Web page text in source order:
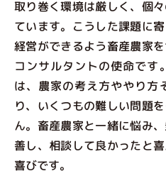
取り巻く環境は厳しく、個
ています。こうした課題に
経営ができるよう畜産農家
コンサルタントの使命です
は、農家の考え方ややり方
り、いくつもの難しい問題
ん。畜産農家と一緒に悩み
善し、相談して良かったと
喜びです。